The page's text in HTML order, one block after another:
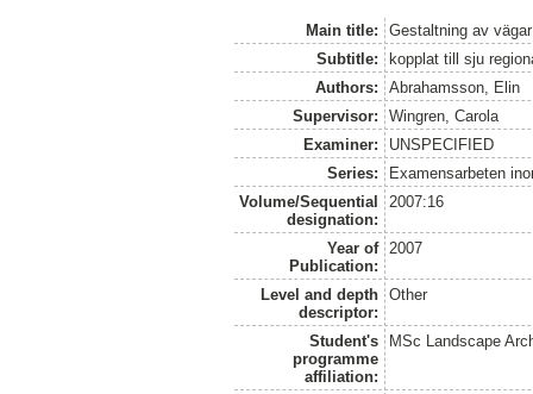
Main title:
Gestaltning av
Subtitle:
kopplat till sju
Authors:
Abrahamsson, Elin
Supervisor:
Wingren, Carola
Examiner:
UNSPECIFIED
Series:
Examensarbeten
Volume/Sequential
designation:
2007:16
Year of
Publication:
2007
Level and depth
descriptor:
Other
Student's
programme
affiliation:
MSc Landscape